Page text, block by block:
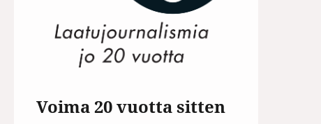
Voima 20 vuotta sitten